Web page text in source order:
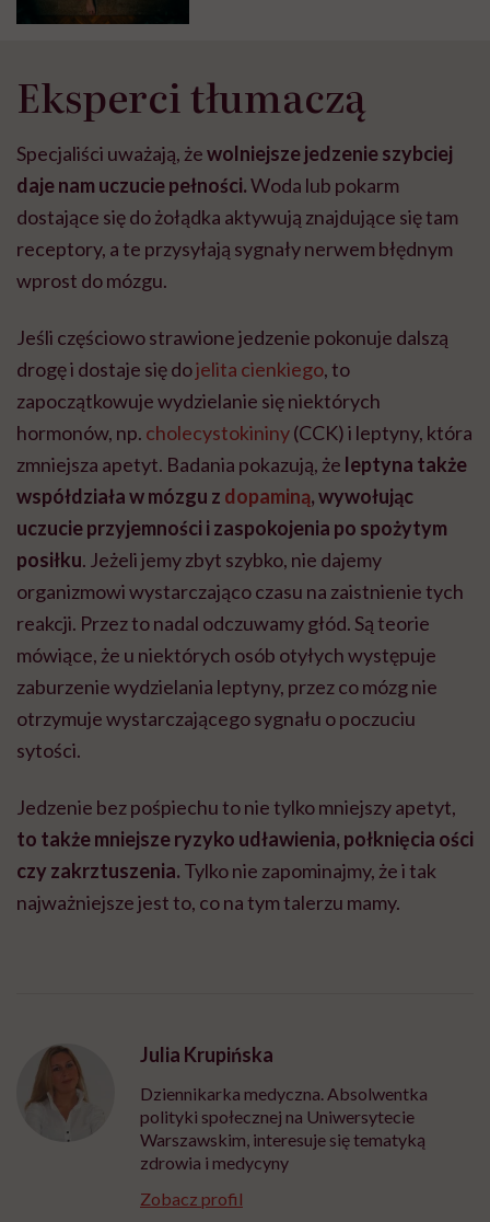
Eksperci tłumaczą
Specjaliści uważają, żewolniejsze jedzenie szybciej
daje nam uczucie pełności.Woda lub pokarm
dostające się do żołądka aktywują znajdujące się tam
receptory, a te przysyłają sygnały nerwem błędnym
wprost do mózgu.
Jeśli częściowo strawione jedzenie pokonuje dalszą
drogę i dostaje się dojelita cienkiego, to
zapoczątkowuje wydzielanie się niektórych
hormonów, np. cholecystokininy(CCK) i leptyny, która
zmniejsza apetyt. Badania pokazują, że leptyna także
współdziała w mózgu z dopaminą, wywołując
uczucie przyjemności i zaspokojenia po spożytym
posiłku. Jeżeli jemy zbyt szybko, nie dajemy
organizmowi wystarczająco czasu na zaistnienie tych
reakcji. Przez to nadal odczuwamy głód. Są teorie
mówiące, że u niektórych osób otyłych występuje
zaburzenie wydzielania leptyny, przez co mózg nie
otrzymuje wystarczającego sygnału o poczuciu
sytości.
Jedzenie bez pośpiechu to nie tylko mniejszy apetyt,
to także mniejsze ryzyko udławienia, połknięcia ości
czy zakrztuszenia. Tylko nie zapominajmy, że i tak
najważniejsze jest to, co na tym talerzu mamy.
Julia Krupińska
Dziennikarka medyczna. Absolwentka
polityki społecznej na Uniwersytecie
Warszawskim, interesuje się tematyką
zdrowia i medycyny
Zobacz profil